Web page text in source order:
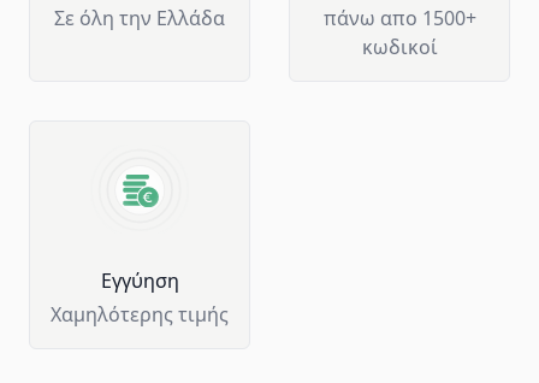
Σε όλη την Ελλάδα
πάνω απο 1500+
κωδικοί
Eγγύηση
Χαμηλότερης τιμής